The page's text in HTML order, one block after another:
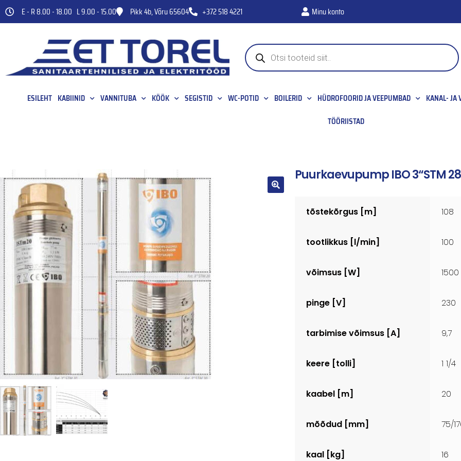
E - R 8.00 - 18.00 L 9.00 - 15.00 Pikk 4b, Võru 65604 +372 518 4221 Minu konto
ESILEHT KABIINID VANNITUBA KÖÖK SEGISTID WC-POTID BOILERID HÜDROFOORID JA VEEPUMBAD KANAL- JA
TÖÖRIISTAD
Puurkaevupump IBO 3“STM
tõstekõrgus [m] 108
tootlikkus [l/min] 100
võimsus [W] 1500
pinge [V] 230
tarbimise võimsus [A] 9,7
keere [tolli] 1 1/4
kaabel [m] 20
mõõdud [mm] 75/
kaal [kg] 16